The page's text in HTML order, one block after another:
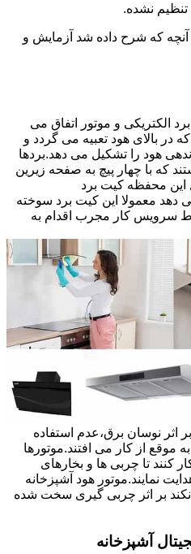
نشده.
که شرح داده شد آزمایش و
الکتریکی و موتور اتفاق می
در بالای هود تعبیه می گردد و
هود را تشکیل می دهد.بردها
که با چهار پیچ به صفحه زیرین
این محفظه کیت برد
دهد معمولا این کیت برد سوخته
سرویس کار مجرب اقدام به
اثر نوسان برق،عدم استفاده
از کار می افتند.موتورها
کنند تا چربی ها و بخارهای
نمایند.موتور هود آشپزخانه
بر اثر چربی گیری سخت شده
آشپزخانه